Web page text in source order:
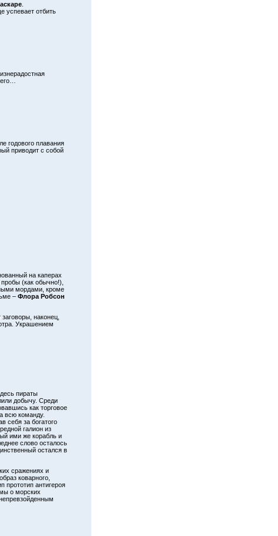
.
успевает отбить
годового плавания
приводит с собой
на каперах
(как обычно!),
мордами, кроме
–Флора Робсон
наконец,
Украшением
пираты
добычу. Среди
как торговое
всю команду.
себя за богатого
галион из
ими же корабль и
слово осталось
остался в
сражениях и
коварного,
прототип антигероя
о морских